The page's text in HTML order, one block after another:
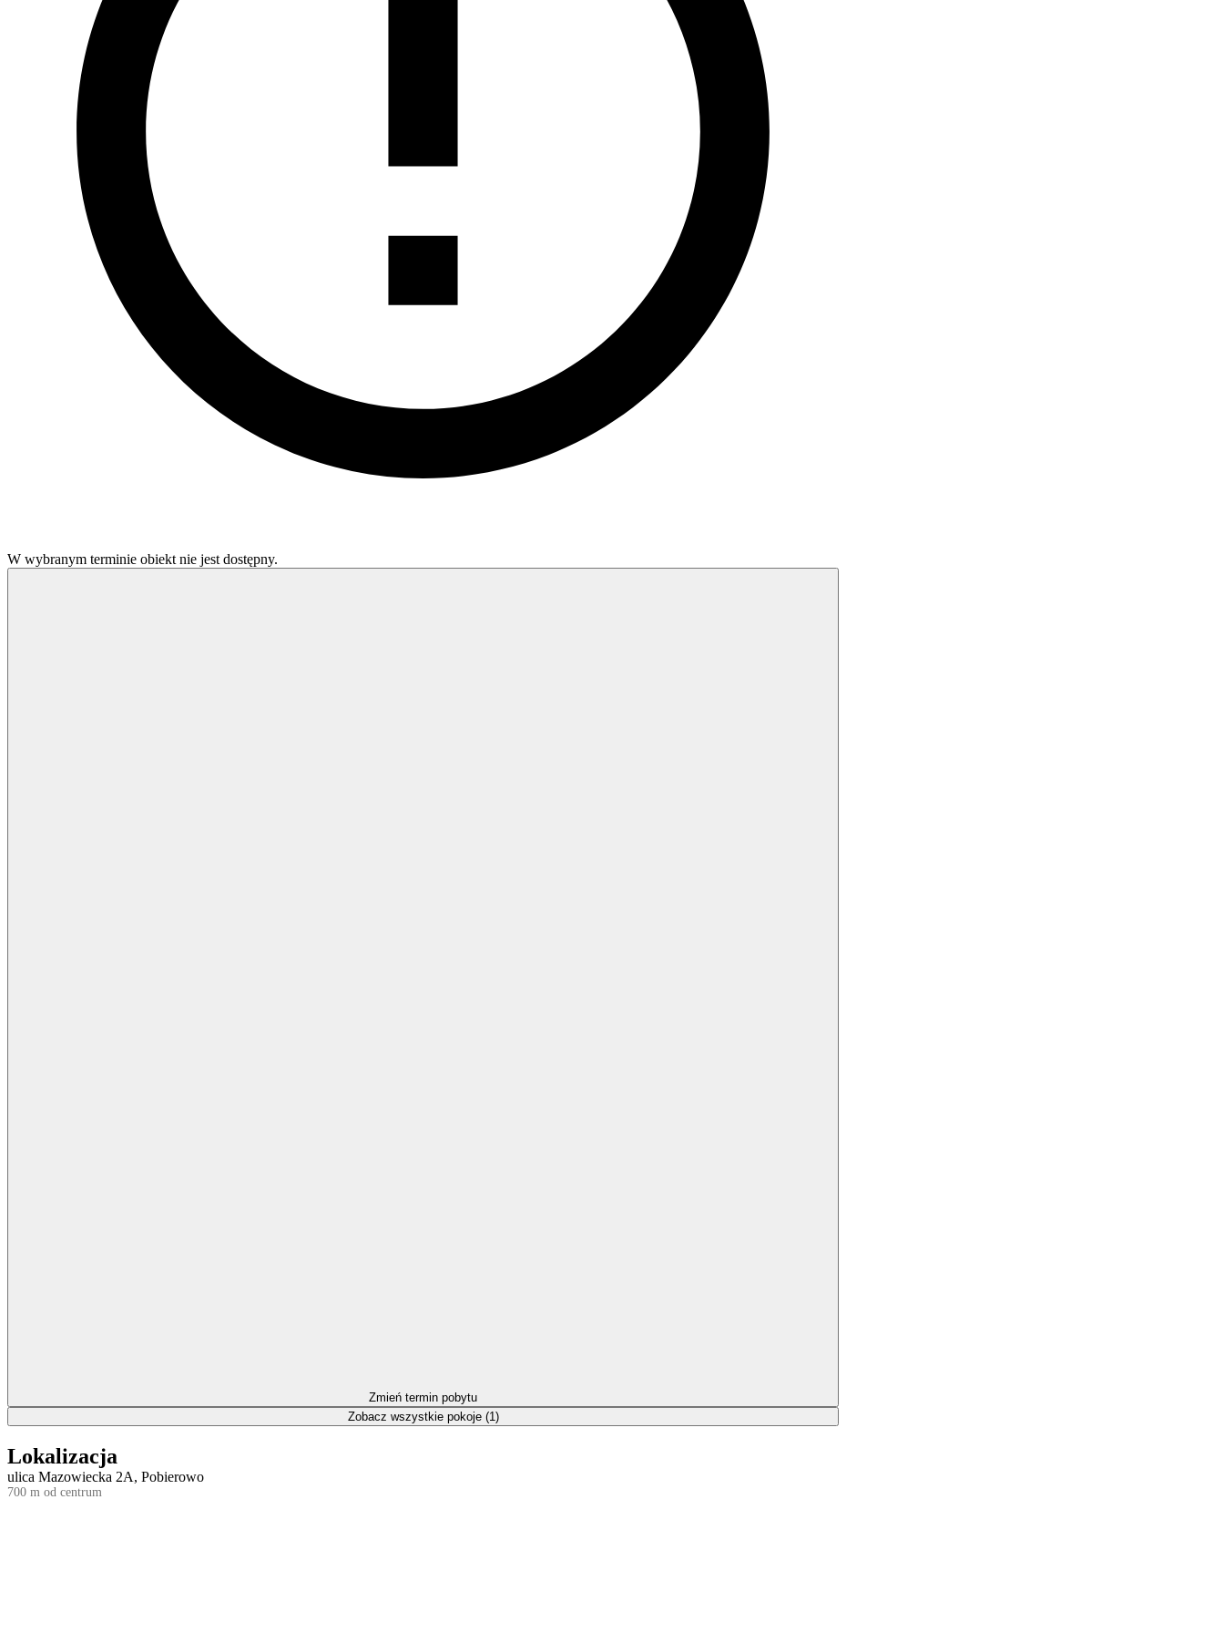
Lokalizacja
ulica Mazowiecka 2A, Pobierowo
700 m od centrum
W wybranym terminie obiekt nie jest dostępny.
Zmień termin pobytu
Zobacz wszystkie pokoje (1)